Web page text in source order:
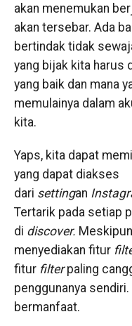
akan menemukan
akan tersebar. Ada
bertindak tidak
yang bijak kita harus
yang baik dan mana
memulainya dalam
kita.
Yaps, kita dapat
yang dapat diakses
dari settingan
Tertarik pada setiap
di discover.
menyediakan fitur
fitur filterpaling
penggunanya
bermanfaat.